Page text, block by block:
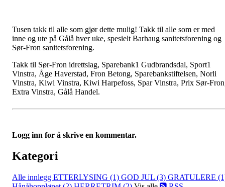
Tusen takk til alle som gjør dette mulig! Takk til alle som er med
inne og ute på Gålå hver uke, spesielt Barhaug sanitetsforening og
Sør-Fron sanitetsforening.
Takk til Sør-Fron idrettslag, Sparebank1 Gudbrandsdal, Sport1
Vinstra, Åge Haverstad, Fron Betong, Sparebankstiftelsen, Norli
Vinstra, Kiwi Vinstra, Kiwi Harpefoss, Spar Vinstra, Prix Sør-
Extra Vinstra, Gålå Handel.
Logg inn for å skrive en kommentar.
Kategori
Alle innlegg ETTERLYSING (1) GOD JUL (3) GRATULERE